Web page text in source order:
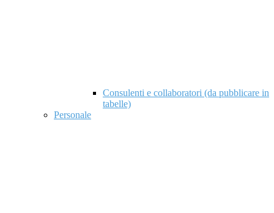
Consulenti e collaboratori (da pubblicare in
tabelle)
Personale